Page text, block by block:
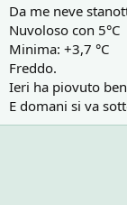
Da me neve
Nuvoloso con 5°C
Minima: +3,7 °C
Freddo.
Ieri ha piovuto
E domani si va